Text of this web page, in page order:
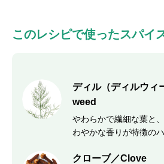
このレシピで使ったスパイ
ディル（ディルウィ
weed
やわらかで繊細な葉と
わやかな香りが特徴のハ
クローブ／Clove